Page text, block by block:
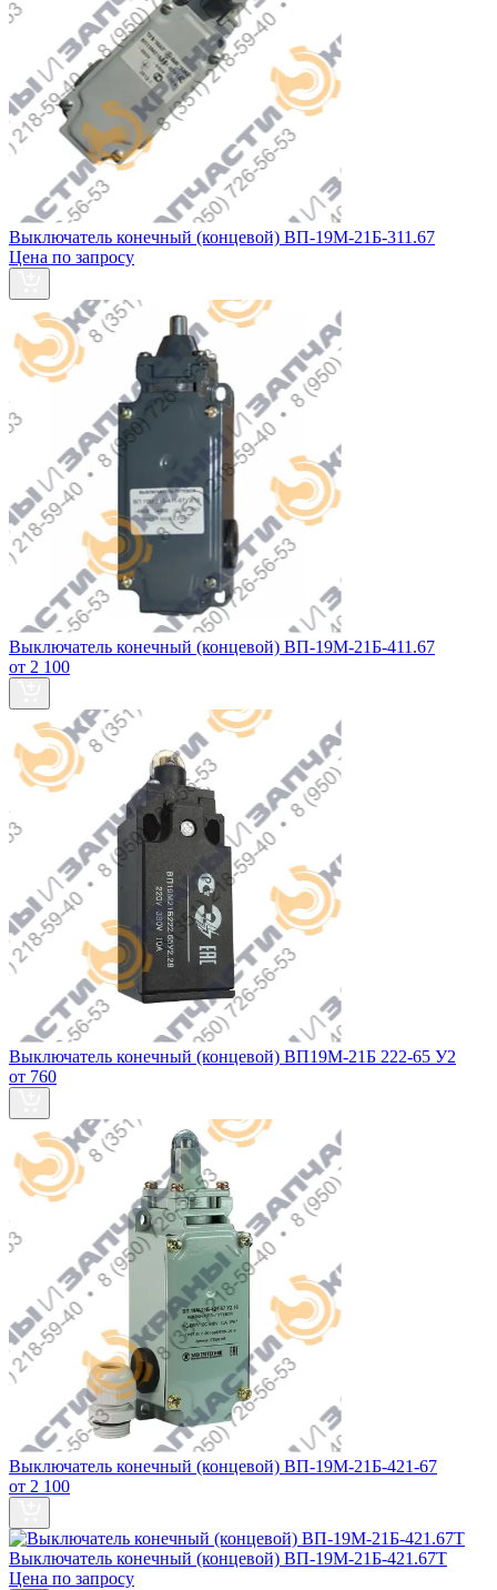
Выключатель конечный (концевой) ВП-19М-21Б-311.67
Цена по запросу
Выключатель конечный (концевой) ВП-19М-21Б-411.67
от 2 100
Выключатель конечный (концевой) ВП19М-21Б 222-65 У2
от 760
Выключатель конечный (концевой) ВП-19М-21Б-421-67
от 2 100
Выключатель конечный (концевой) ВП-19М-21Б-421.67Т
Цена по запросу